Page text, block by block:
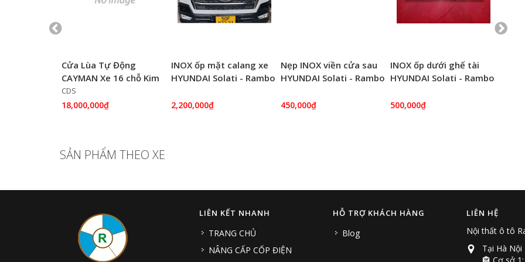
Cửa Lùa Tự Động
CAYMAN Xe 16 chỗ Kim
Long
CDS
18,000,000₫
INOX ốp mặt calang xe
HYUNDAI Solati - Rambo
2,200,000₫
Nẹp INOX viền cửa sau
HYUNDAI Solati - Rambo
450,000₫
INOX ốp dưới ghế tài
HYUNDAI Solati - Rambo
500,000₫
SẢN PHẨM THEO XE
LIÊN KẾT NHANH
TRANG CHỦ
NÂNG CẤP CỐP ĐIỆN
HỖ TRỢ KHÁCH HÀNG
Blog
LIÊN HỆ
Nội thất ô tô
Tại Hà Nội